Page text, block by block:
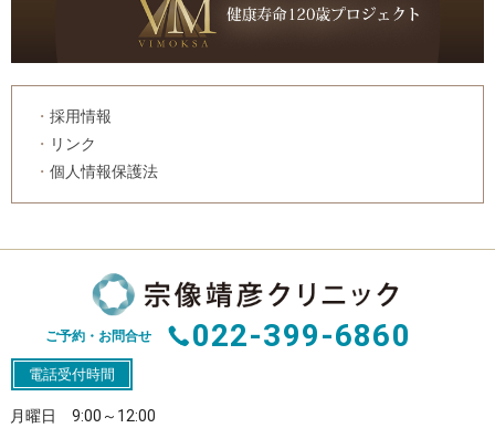
採用情報
リンク
個人情報保護法
ご予約・お問合せ 022-399-6860
電話受付時間
月曜日 9:00～12:00